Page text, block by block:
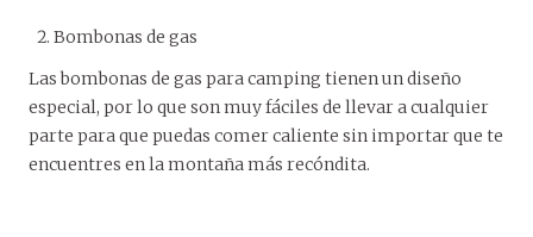
Bombonas de gas
Las bombonas de gas para camping tienen un diseño
especial, por lo que son muy fáciles de llevar a cualquier
parte para que puedas comer caliente sin importar que te
encuentres en la montaña más recóndita.